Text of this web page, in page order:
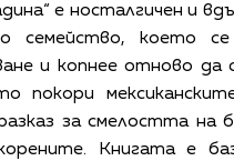
е носталгичен и
семейство, което
и копнее отново да
покори
за смелостта на
Книгата е